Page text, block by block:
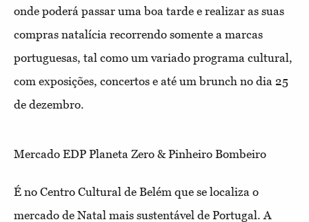
onde poderá passar uma boa tarde e realizar as suas
compras natalícia recorrendo somente a marcas
portuguesas, tal como um variado programa cultural,
com exposições, concertos e até um brunch no dia 25
de dezembro.
Mercado EDP Planeta Zero & Pinheiro Bombeiro
É no Centro Cultural de Belém que se localiza o
mercado de Natal mais sustentável de Portugal. A